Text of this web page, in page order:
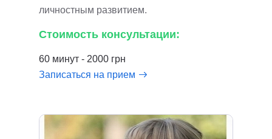
личностным развитием.
Стоимость консультации:
60 минут - 2000 грн
Записаться на прием